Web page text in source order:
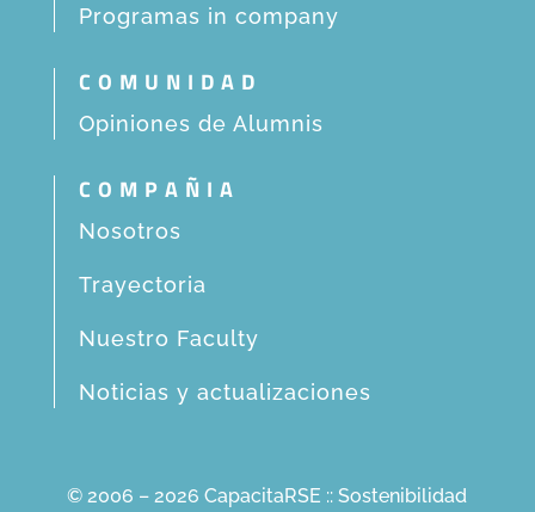
Programas in company
COMUNIDAD
Opiniones de Alumnis
COMPAÑIA
Nosotros
Trayectoria
Nuestro Faculty
Noticias y actualizaciones
© 2006 – 2026 CapacitaRSE :: Sostenibilidad